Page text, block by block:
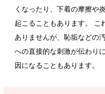
くなったり、下着の摩擦や
起こることもあります。 こ
ありませんが、恥垢などの
への直接的な刺激が伝わり
因になることもあります。